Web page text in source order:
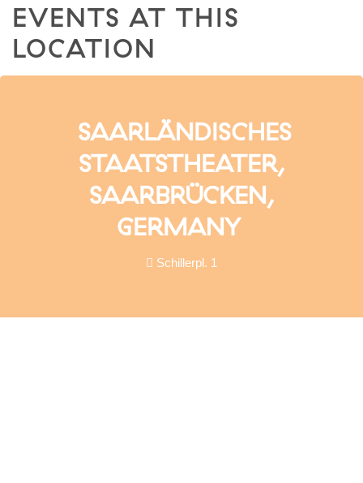
EVENTS AT THIS
LOCATION
SAARLÄNDISCHES
STAATSTHEATER,
SAARBRÜCKEN,
GERMANY
Schillerpl. 1